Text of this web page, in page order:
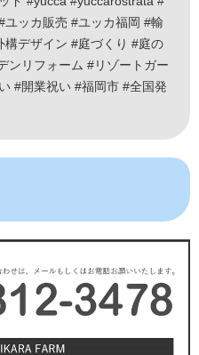
ッカ販売 #ユッカ福岡 #輸
デザイン #庭づくり #庭の
ンリフォーム #リゾートガー
#開業祝い #福岡市 #全国発